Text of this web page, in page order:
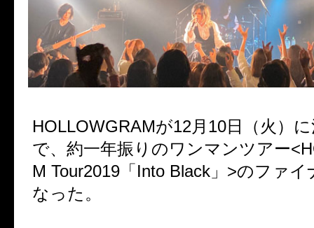
HOLLOWGRAMが12月10日（火）
で、約一年振りのワンマンツアー
M Tour2019「Into Black」>のファ
なった。